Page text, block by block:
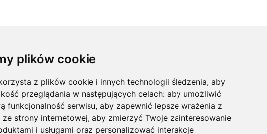
plików cookie
z plików cookie i innych technologii śledzenia, aby
przeglądania w następujących celach: aby umożliwić
funkcjonalność serwisu, aby zapewnić lepsze wrażenia z
ze strony internetowej, aby zmierzyć Twoje zainteresowanie
i usługami oraz personalizować interakcje
Społeczność